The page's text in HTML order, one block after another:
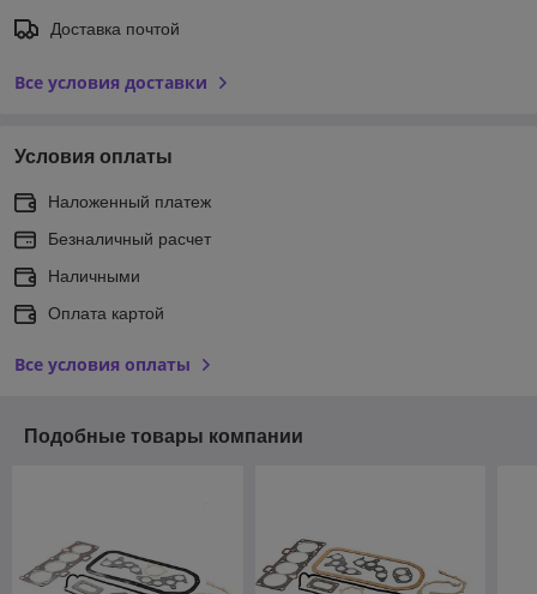
Доставка почтой
Все условия доставки
Условия оплаты
Наложенный платеж
Безналичный расчет
Наличными
Оплата картой
Все условия оплаты
Подобные товары компании